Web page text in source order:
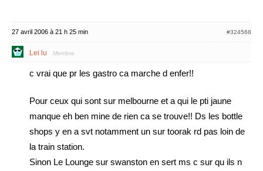
27 avril 2006 à 21 h 25 min #324568
Lei lu Membre
c vrai que pr les gastro ca marche d enfer!!
Pour ceux qui sont sur melbourne et a qui le pti jaune
manque eh ben mine de rien ca se trouve!! Ds les bottle
shops y en a svt notamment un sur toorak rd pas loin de
la train station.
Sinon Le Lounge sur swanston en sert ms c sur qu ils n